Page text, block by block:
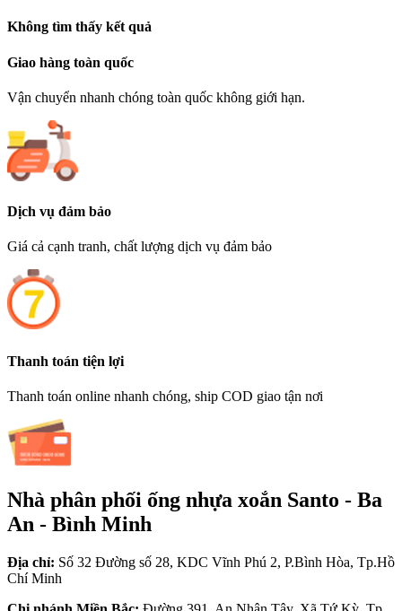
Không tìm thấy kết quả
Giao hàng toàn quốc
Vận chuyển nhanh chóng toàn quốc không giới hạn.
Dịch vụ đảm bảo
Giá cả cạnh tranh, chất lượng dịch vụ đảm bảo
Thanh toán tiện lợi
Thanh toán online nhanh chóng, ship COD giao tận nơi
Nhà phân phối ống nhựa xoắn Santo - Ba
An - Bình Minh
Địa chỉ: Số 32 Đường số 28, KDC Vĩnh Phú 2, P.Bình Hòa, Tp.Hồ
Chí Minh